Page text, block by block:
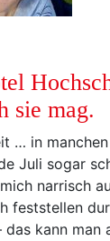
sie mag.
… in
Juli sogar
narrisch
feststellen
das kann man